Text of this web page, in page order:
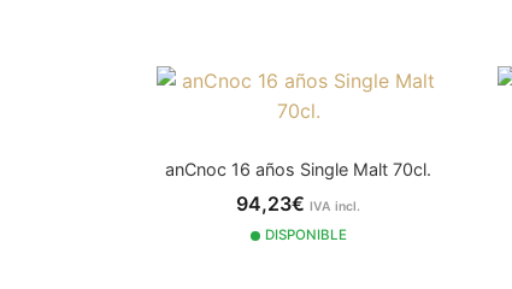
anCnoc 16 años Single Malt 70cl.
94,23€ IVA incl.
DISPONIBLE